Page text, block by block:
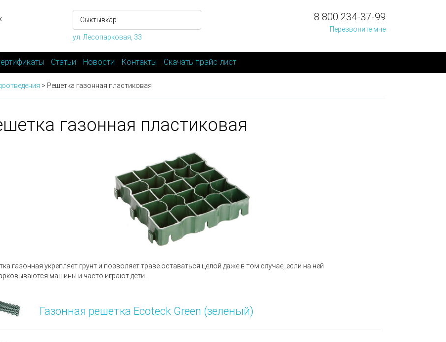
ул. Лесопарковая, 33
8 800 234-37-99
Перезвоните мне
Статьи Новости Контакты Скачать прайс-лист
> Решетка газонная пластиковая
газонная пластиковая
газонная укрепляет грунт и позволяет траве оставаться целой даже в том случае, если на ней
машины и часто играют дети.
Газонная решетка Ecoteck Green (зеленый)